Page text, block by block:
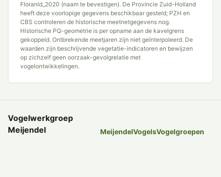
Floranld_2020 (naam te bevestigen). De Provincie Zuid-Holland
heeft deze voorlopige gegevens beschikbaar gesteld; PZH en
CBS controleren de historische meetnetgegevens nog.
Historische PQ-geometrie is per opname aan de kavelgrens
gekoppeld. Ontbrekende meetjaren zijn niet geïnterpoleerd. De
waarden zijn beschrijvende vegetatie-indicatoren en bewijzen
op zichzelf geen oorzaak-gevolgrelatie met
vogelontwikkelingen.
Vogelwerkgroep
Meijendel
MeijendelVogelsVogelgroepen